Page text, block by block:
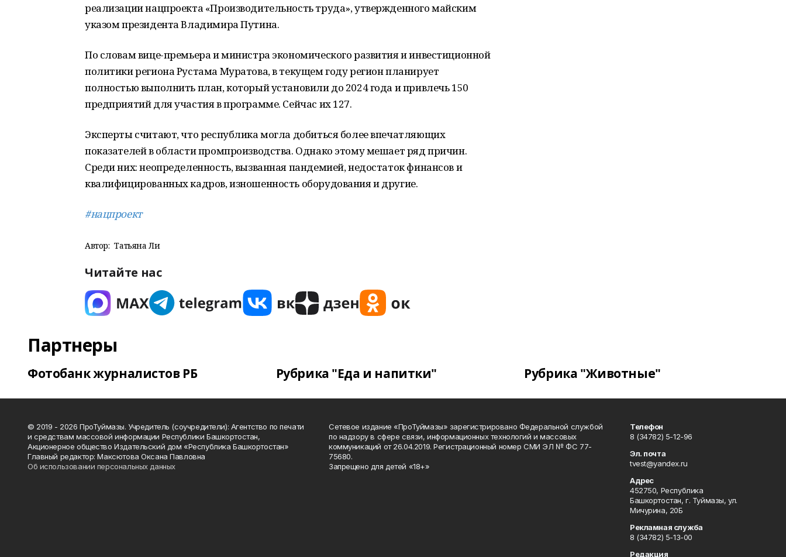
реализации нацпроекта «Производительность труда», утвержденного майским
указом президента Владимира Путина.
По словам вице-премьера и министра экономического развития и инвестиционной
политики региона Рустама Муратова, в текущем году регион планирует
полностью выполнить план, который установили до 2024 года и привлечь 150
предприятий для участия в программе. Сейчас их 127.
Эксперты считают, что республика могла добиться более впечатляющих
показателей в области промпроизводства. Однако этому мешает ряд причин.
Среди них: неопределенность, вызванная пандемией, недостаток финансов и
квалифицированных кадров, изношенность оборудования и другие.
#нацпроект
Автор: Татьяна Ли
Читайте нас
Партнеры
Фотобанк журналистов РБ Рубрика "Еда и напитки" Рубрика "Животные"
© 2019 - 2026 ПроТуймазы. Учредитель (соучредители): Агентство по печати
и средствам массовой информации Республики Башкортостан,
Акционерное общество Издательский дом «Республика Башкортостан»
Главный редактор: Максютова Оксана Павловна
Об использовании персональных данных
Сетевое издание «ПроТуймазы» зарегистрировано Федеральной службой
по надзору в сфере связи, информационных технологий и массовых
коммуникаций от 26.04.2019. Регистрационный номер СМИ ЭЛ № ФС 77-
75680.
Запрещено для детей «18+»
Телефон
8 (34782) 5-12-96
Эл. почта
tvest@yandex.ru
Адрес
452750, Республика
Башкортостан, г. Туймазы, ул.
Мичурина, 20Б
Рекламная служба
8 (34782) 5-13-00
Редакция